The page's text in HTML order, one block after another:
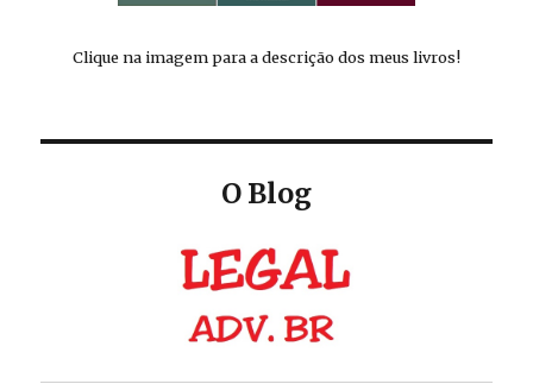
Clique na imagem para a descrição dos meus livros!
O Blog